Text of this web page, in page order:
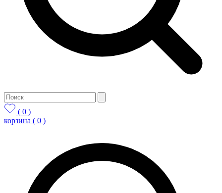
( 0 )
корзина ( 0 )